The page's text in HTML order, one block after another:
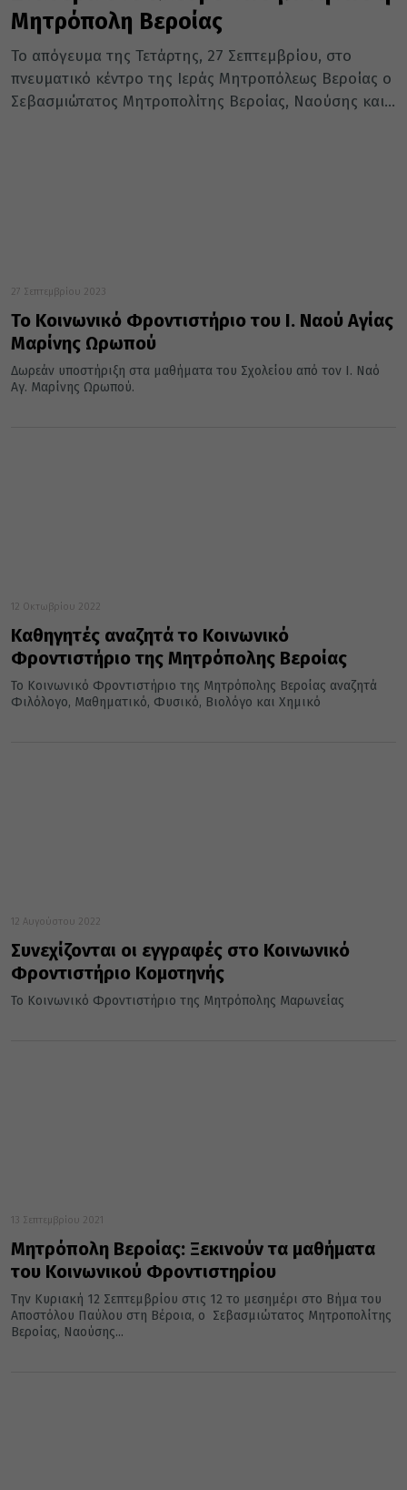
Μητρόπολη Βεροίας
Το απόγευμα της Τετάρτης, 27 Σεπτεμβρίου, στο
πνευματικό κέντρο της Ιεράς Μητροπόλεως Βεροίας ο
Σεβασμιώτατος Μητροπολίτης Βεροίας, Ναούσης και...
27 Σεπτεμβρίου 2023
Το Κοινωνικό Φροντιστήριο του Ι. Ναού Αγίας
Μαρίνης Ωρωπού
Δωρεάν υποστήριξη στα μαθήματα του Σχολείου από τον Ι. Ναό
Αγ. Μαρίνης Ωρωπού.
12 Οκτωβρίου 2022
Καθηγητές αναζητά το Κοινωνικό
Φροντιστήριο της Μητρόπολης Βεροίας
Το Κοινωνικό Φροντιστήριο της Μητρόπολης Βεροίας αναζητά
Φιλόλογο, Μαθηματικό, Φυσικό, Βιολόγο και Χημικό
12 Αυγούστου 2022
Συνεχίζονται οι εγγραφές στο Κοινωνικό
Φροντιστήριο Κομοτηνής
Το Κοινωνικό Φροντιστήριο της Μητρόπολης Μαρωνείας
13 Σεπτεμβρίου 2021
Μητρόπολη Βεροίας: Ξεκινούν τα μαθήματα
του Κοινωνικού Φροντιστηρίου
Την Κυριακή 12 Σεπτεμβρίου στις 12 το μεσημέρι στο Βήμα του
Αποστόλου Παύλου στη Βέροια, ο Σεβασμιώτατος Μητροπολίτης
Βεροίας, Ναούσης...